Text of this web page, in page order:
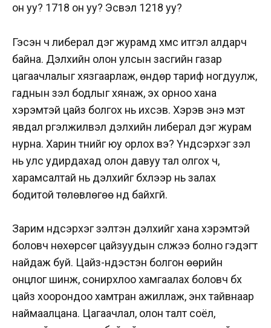
он уу? 1718 он уу? Эсвэл 1218 уу?
Гэсэн ч либерал дэг журамд хүмүүс итгэл алдарч
байна. Дэлхийн олон улсын засгийн газар
цагаачлалыг хязгаарлаж, өндөр тариф ногдуулж,
гаднын үзэл бодлыг хянаж, эх орноо хана
хэрэмтэй цайз болгох нь ихсэв. Хэрэв энэ мэт
явдал үргэлжилвэл дэлхийн либерал дэг журам
нурна. Харин түүнийг юу орлох вэ? Үндсэрхэг үзэл
нь улс удирдахад олон давуу тал олгох ч,
харамсалтай нь дэлхийг бүхлээр нь залах
бодитой төлөвлөгөө үүнд байхгүй.
Зарим үндсэрхэг үзэлтэн дэлхийг хана хэрэмтэй
боловч нөхөрсөг цайзуудын сүлжээ болно гэдэгт
найдаж буй. Цайз-үндэстэн болгон өөрийн
онцлог шинж, сонирхлоо хамгаалах боловч бүх
цайз хоорондоо хамтран ажиллаж, энх тайвнаар
наймаалцана. Цагаачлал, олон талт соёл,